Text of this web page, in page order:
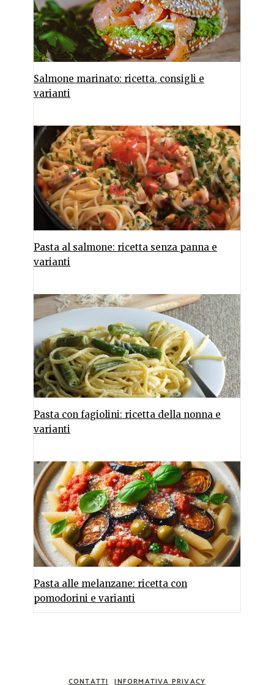
Salmone marinato: ricetta, consigli e
varianti
Pasta al salmone: ricetta senza panna e
varianti
Pasta con fagiolini: ricetta della nonna e
varianti
Pasta alle melanzane: ricetta con
pomodorini e varianti
CONTATTI INFORMATIVA PRIVACY